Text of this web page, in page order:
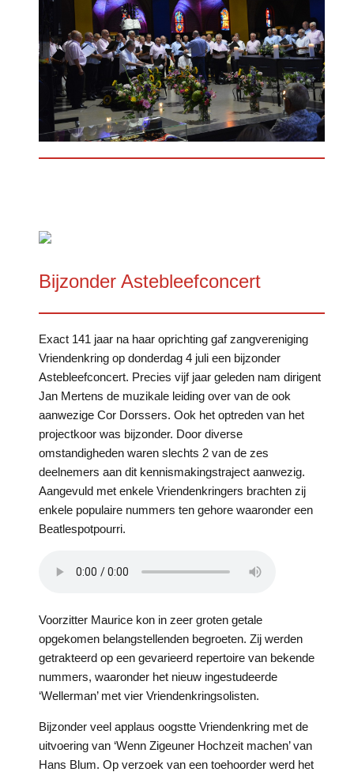
Bijzonder Astebleefconcert
Exact 141 jaar na haar oprichting gaf zangvereniging
Vriendenkring op donderdag 4 juli een bijzonder
Astebleefconcert. Precies vijf jaar geleden nam dirigent
Jan Mertens de muzikale leiding over van de ook
aanwezige Cor Dorssers. Ook het optreden van het
projectkoor was bijzonder. Door diverse
omstandigheden waren slechts 2 van de zes
deelnemers aan dit kennismakingstraject aanwezig.
Aangevuld met enkele Vriendenkringers brachten zij
enkele populaire nummers ten gehore waaronder een
Beatlespotpourri.
Voorzitter Maurice kon in zeer groten getale
opgekomen belangstellenden begroeten. Zij werden
getrakteerd op een gevarieerd repertoire van bekende
nummers, waaronder het nieuw ingestudeerde
‘Wellerman’ met vier Vriendenkringsolisten.
Bijzonder veel applaus oogstte Vriendenkring met de
uitvoering van ‘Wenn Zigeuner Hochzeit machen’ van
Hans Blum. Op verzoek van een toehoorder werd het